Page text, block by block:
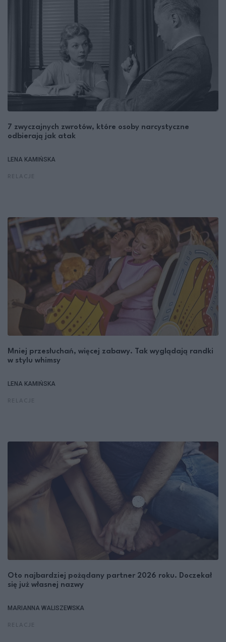
7 zwyczajnych zwrotów, które osoby narcystyczne
odbierają jak atak
LENA KAMIŃSKA
Mniej przesłuchań, więcej zabawy. Tak wyglądają randki
w stylu whimsy
LENA KAMIŃSKA
Oto najbardziej pożądany partner 2026 roku. Doczekał
się już własnej nazwy
MARIANNA WALISZEWSKA